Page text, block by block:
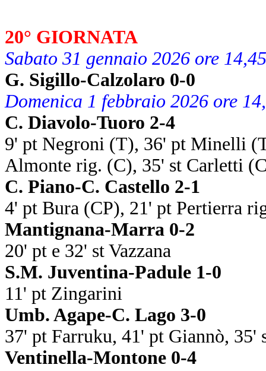
20° GIORNATA
Sabato 31 gennaio 2026 ore 14,45
G. Sigillo-Calzolaro 0-0
Domenica 1 febbraio 2026 ore
C. Diavolo-Tuoro 2-4
9' pt Negroni (T), 36' pt Minelli
Almonte rig. (C), 35' st Carletti
C. Piano-C. Castello 2-1
4' pt Bura (CP), 21' pt Pertierra
Mantignana-Marra 0-2
20' pt e 32' st Vazzana
S.M. Juventina-Padule 1-0
11' pt Zingarini
Umb. Agape-C. Lago 3-0
37' pt Farruku, 41' pt Giannò, 35'
Ventinella-Montone 0-4